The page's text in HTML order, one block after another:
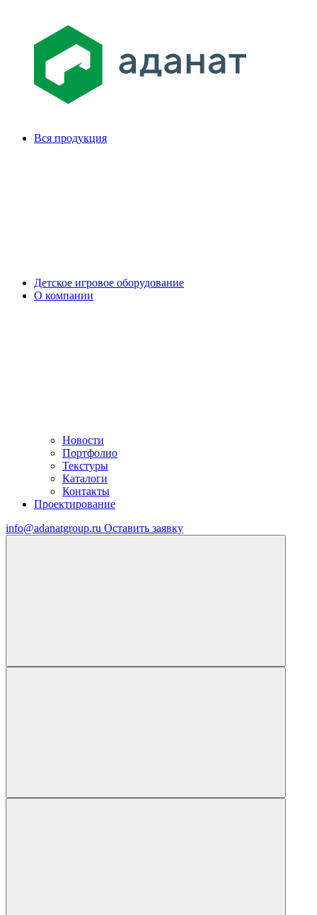
Вся продукция
Детское игровое оборудование
О компании
Новости
Портфолио
Текстуры
Каталоги
Контакты
Проектирование
info@adanatgroup.ru Оставить заявку